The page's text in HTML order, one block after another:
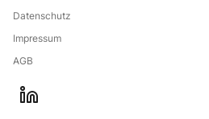
Datenschutz
Impressum
AGB